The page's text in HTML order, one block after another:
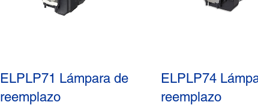
ELPLP71 Lámpara de
reemplazo
ELPLP74
reemplazo